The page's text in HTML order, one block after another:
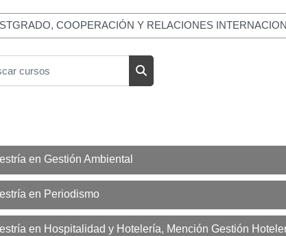
cursos
en Gestión Ambiental
en Periodismo
en Hospitalidad y Hotelería, Mención Gestión